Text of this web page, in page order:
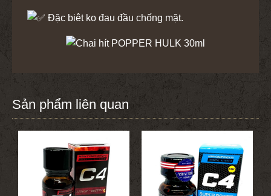
Đặc biêt ko đau đầu chống mặt.
Sản phẩm liên quan